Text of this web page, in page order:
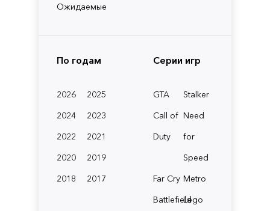
Ожидаемые
По годам
2026
2025
2024
2023
2022
2021
2020
2019
2018
2017
Серии игр
GTA
Stalker
Call of
Duty
Need
for
Speed
Far Cry Metro
BattlefieldLego